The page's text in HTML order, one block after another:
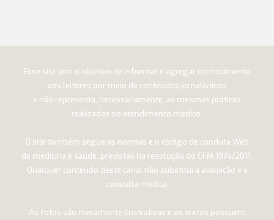
Esse site tem o objetivo de informar e agregar conhecimento
aos leitores por meio de conteúdos jornalísticos
e não representa, necessariamente, as mesmas práticas
realizadas no atendimento médico.
O site também segue as normas e o código de conduta Web
de medicina e saúde, previstas na resolução do CFM 1974/2011.
Qualquer conteúdo deste canal não substitui a avaliação e a
consulta médica.
As fotos são meramente ilustrativas e os textos possuem